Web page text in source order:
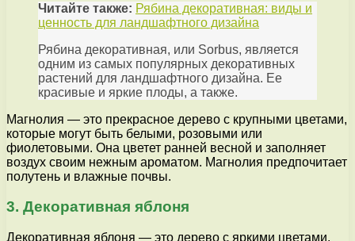
Читайте также: Рябина декоративная: виды и
ценность для ландшафтного дизайна
Рябина декоративная, или Sorbus, является
одним из самых популярных декоративных
растений для ландшафтного дизайна. Ее
красивые и яркие плоды, а также.
Магнолия — это прекрасное дерево с крупными цветами,
которые могут быть белыми, розовыми или
фиолетовыми. Она цветет ранней весной и заполняет
воздух своим нежным ароматом. Магнолия предпочитает
полутень и влажные почвы.
3. Декоративная яблоня
Декоративная яблоня — это дерево с яркими цветами,